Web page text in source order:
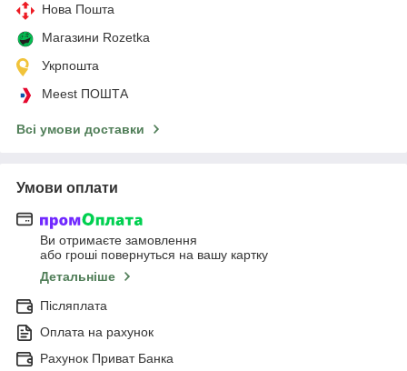
Нова Пошта
Магазини Rozetka
Укрпошта
Meest ПОШТА
Всі умови доставки
Умови оплати
Ви отримаєте замовлення
або гроші повернуться на вашу картку
Детальніше
Післяплата
Оплата на рахунок
Рахунок Приват Банка